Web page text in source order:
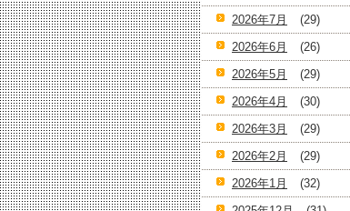
2026年7月
(29)
2026年6月
(26)
2026年5月
(29)
2026年4月
(30)
2026年3月
(29)
2026年2月
(29)
2026年1月
(32)